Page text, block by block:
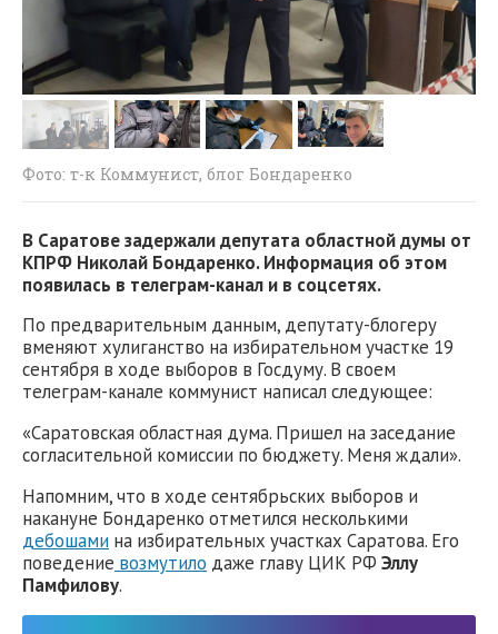
Фото: т-к Коммунист, блог Бондаренко
В Саратове задержали депутата областной думы от
КПРФ Николай Бондаренко. Информация об этом
появилась в телеграм-канал и в соцсетях.
По предварительным данным, депутату-блогеру
вменяют хулиганство на избирательном участке 19
сентября в ходе выборов в Госдуму. В своем
телеграм-канале коммунист написал следующее:
«Саратовская областная дума. Пришел на заседание
согласительной комиссии по бюджету. Меня ждали».
Напомним, что в ходе сентябрьских выборов и
накануне Бондаренко отметился несколькими
дебошами на избирательных участках Саратова. Его
поведение возмутило даже главу ЦИК РФ Эллу
Памфилову.